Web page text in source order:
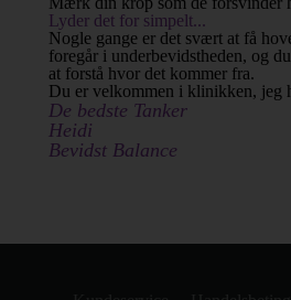
Lyder det for simpelt...
Nogle gange er det svært at få
foregår i underbevidstheden, og
at forstå hvor det kommer fra.
Du er velkommen i klinikken, jeg
De bedste Tanker
Heidi
Bevidst Balance